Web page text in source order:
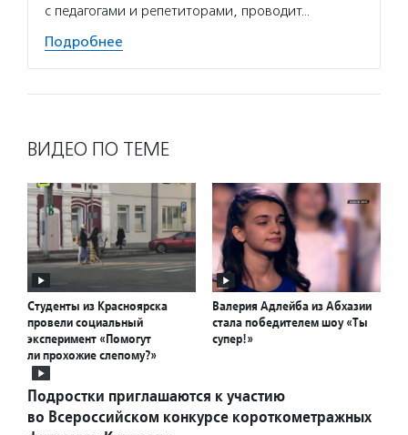
с педагогами и репетиторами, проводит…
Подробнее
ВИДЕО ПО ТЕМЕ
Студенты из Красноярска
провели социальный
эксперимент «Помогут
ли прохожие слепому?»
Валерия Адлейба из Абхазии
стала победителем шоу «Ты
супер!»
Подростки приглашаются к участию
во Всероссийском конкурсе короткометражных